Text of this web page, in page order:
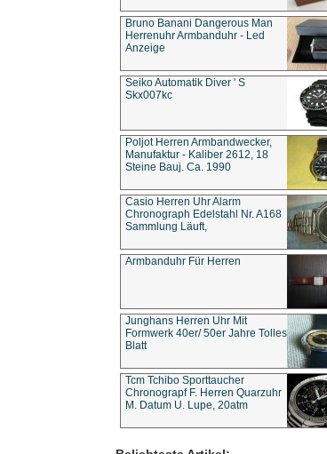
Bruno Banani Dangerous Man
Herrenuhr Armbanduhr - Led
Anzeige
Seiko Automatik Diver ' S
Skx007kc
Poljot Herren Armbandwecker,
Manufaktur - Kaliber 2612, 18
Steine Bauj. Ca. 1990
Casio Herren Uhr Alarm
Chronograph Edelstahl Nr. A168
Sammlung Läuft,
Armbanduhr Für Herren
Junghans Herren Uhr Mit
Formwerk 40er/ 50er Jahre Tolles
Blatt
Tcm Tchibo Sporttaucher
Chronograpf F. Herren Quarzuhr
M. Datum U. Lupe, 20atm